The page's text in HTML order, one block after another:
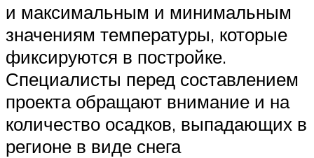
и максимальным и минимальным
значениям температуры, которые
фиксируются в постройке.
Специалисты перед составлением
проекта обращают внимание и на
количество осадков, выпадающих в
регионе в виде снега